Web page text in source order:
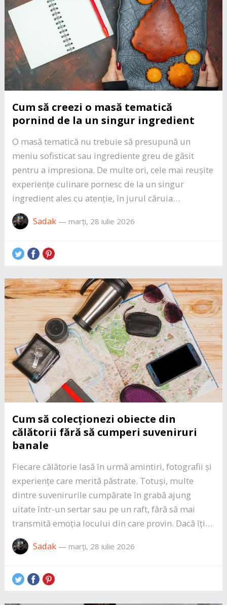
Cum să creezi o masă tematică
pornind de la un singur ingredient
O masă tematică nu trebuie să presupună un
meniu sofisticat sau ingrediente greu de găsit
pentru a impresiona. De multe ori, cele mai reușite
experiențe culinare pornesc de la un singur
ingredient ales cu atenție, în jurul căruia…
Sadak— marți, 28 iulie 2026
Cum să colecționezi obiecte din
călătorii fără să cumperi suveniruri
banale
Fiecare călătorie lasă în urmă amintiri, fotografii și
experiențe care merită păstrate. Totuși, multe
dintre suvenirurile cumpărate în grabă ajung
uitate într-un sertar sau pe un raft, fără să mai
transmită emoția locului din care provin. Dacă îți…
Sadak— marți, 28 iulie 2026